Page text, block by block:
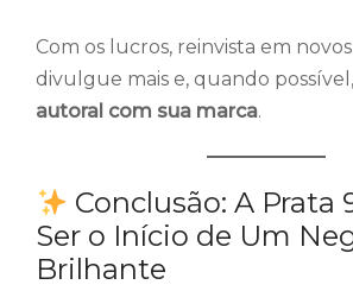
Com os lucros, reinvista em
divulgue mais e, quando
autoral com sua marca.
Conclusão: A Prata
Ser o Início de Um
Brilhante